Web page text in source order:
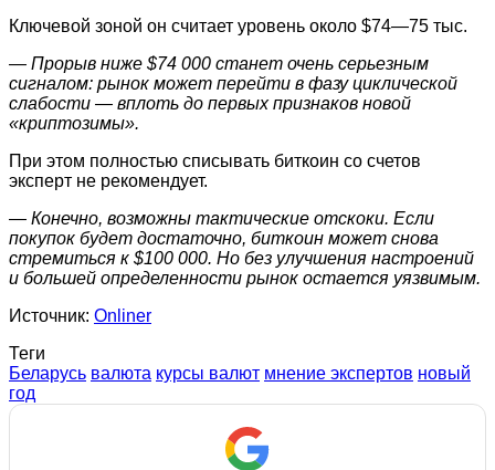
Ключевой зоной он считает уровень около $74—75 тыс.
— Прорыв ниже $74 000 станет очень серьезным
сигналом: рынок может перейти в фазу циклической
слабости — вплоть до первых признаков новой
«криптозимы».
При этом полностью списывать биткоин со счетов
эксперт не рекомендует.
— Конечно, возможны тактические отскоки. Если
покупок будет достаточно, биткоин может снова
стремиться к $100 000. Но без улучшения настроений
и большей определенности рынок остается уязвимым.
Источник: Onliner
Теги
Беларусь валюта курсы валют мнение экспертов новый
год